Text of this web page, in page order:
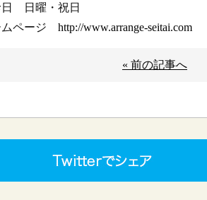
日 日曜・祝日
ムページ http://www.arrange-seitai.com
« 前の記事へ